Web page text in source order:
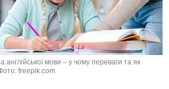
англійської мови – у чому переваги та як
freepik.com